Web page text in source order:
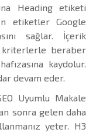
Heading etiketi
etiketler Google
sağlar. İçerik
kriterlerle beraber
kaydolur.
devam eder.
Uyumlu Makale
sonra gelen daha
yeter. H3